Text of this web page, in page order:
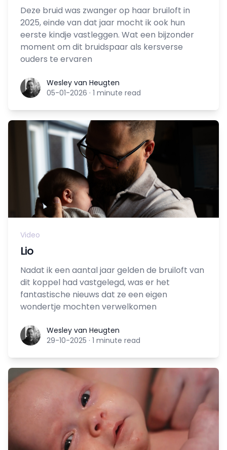
Deze bruid was zwanger op haar bruiloft in
2025, einde van dat jaar mocht ik ook hun
eerste kindje vastleggen. Wat een bijzonder
moment om dit bruidspaar als kersverse
ouders te ervaren
Wesley van Heugten
Wesley van Heugten
05-01-2026 · 1 minute read
Video
Lio
Nadat ik een aantal jaar gelden de bruiloft van
dit koppel had vastgelegd, was er het
fantastische nieuws dat ze een eigen
wondertje mochten verwelkomen
Wesley van Heugten
Wesley van Heugten
29-10-2025 · 1 minute read